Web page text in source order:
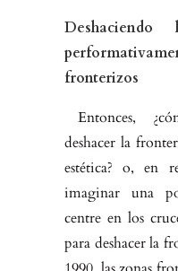
fronterizos
Entonces,
deshacer la
estética? o, en
imaginar una
centre en los
para deshacer la